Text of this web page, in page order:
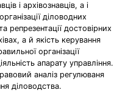
і архівознавців, а і
діловодних
репрезентації достовірних
а й якість керування
організації
апарату управління.
аналіз регулюваня
діловодства.